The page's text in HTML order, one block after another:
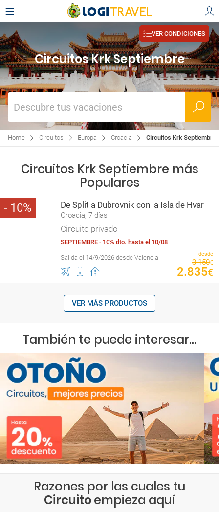
VER CONDICIONES
Circuitos Krk Septiembre
Descubre tus vacaciones
Home Circuitos Europa Croacia Circuitos Krk Septiembre
Circuitos Krk Septiembre más
Populares
10 De Split a Dubrovnik con la Isla de Hvar
Croacia, 7 días
Circuito privado
SEPTIEMBRE - 10% dto. hasta el 10/08
Salida el 14/9/2026 desde Valencia desde
3.150€
2.835€
VER MÁS PRODUCTOS
También te puede interesar...
Razones por las cuales tu
Circuitoempieza aquí